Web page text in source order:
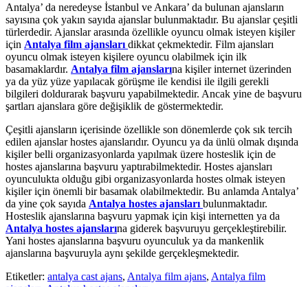
Antalya’ da neredeyse İstanbul ve Ankara’ da bulunan ajansların
sayısına çok yakın sayıda ajanslar bulunmaktadır. Bu ajanslar çeşitli
türlerdedir. Ajanslar arasında özellikle oyuncu olmak isteyen kişiler
için Antalya film ajansları dikkat çekmektedir. Film ajansları
oyuncu olmak isteyen kişilere oyuncu olabilmek için ilk
basamaklardır. Antalya film ajanslarına kişiler internet üzerinden
ya da yüz yüze yapılacak görüşme ile kendisi ile ilgili gerekli
bilgileri doldurarak başvuru yapabilmektedir. Ancak yine de başvuru
şartları ajanslara göre değişiklik de göstermektedir.
Çeşitli ajansların içerisinde özellikle son dönemlerde çok sık tercih
edilen ajanslar hostes ajanslarıdır. Oyuncu ya da ünlü olmak dışında
kişiler belli organizasyonlarda yapılmak üzere hosteslik için de
hostes ajanslarına başvuru yaptırabilmektedir. Hostes ajansları
oyunculukta olduğu gibi organizasyonlarda hostes olmak isteyen
kişiler için önemli bir basamak olabilmektedir. Bu anlamda Antalya’
da yine çok sayıda Antalya hostes ajansları bulunmaktadır.
Hosteslik ajanslarına başvuru yapmak için kişi internetten ya da
Antalya hostes ajanslarına giderek başvuruyu gerçekleştirebilir.
Yani hostes ajanslarına başvuru oyunculuk ya da mankenlik
ajanslarına başvuruyla aynı şekilde gerçekleşmektedir.
Etiketler: antalya cast ajans, Antalya film ajans, Antalya film